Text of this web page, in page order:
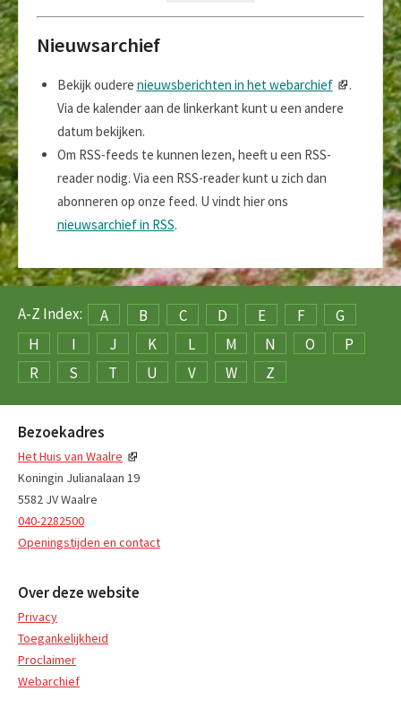
Nieuwsarchief
Bekijk oudere nieuwsberichten in het webarchief
.
Via de kalender aan de linkerkant kunt u een andere
datum bekijken.
Om RSS-feeds te kunnen lezen, heeft u een RSS-
reader nodig. Via een RSS-reader kunt u zich dan
abonneren op onze feed. U vindt hier ons
nieuwsarchief in RSS.
A-Z Index: A B C D E F
G
H
I J K L M N O
P
R
S T U V W Z
Bezoekadres
Het Huis van Waalre
Koningin Julianalaan 19
5582 JV Waalre
040-2282500
Openingstijden en contact
Over deze website
Privacy
Toegankelijkheid
Proclaimer
Webarchief